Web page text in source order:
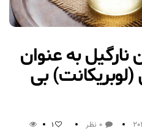
نارگیل به عنوان
بی
0 نظر 1